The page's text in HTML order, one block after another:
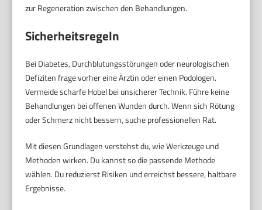
zur Regeneration zwischen den Behandlungen.
Sicherheitsregeln
Bei Diabetes, Durchblutungsstörungen oder neurologischen
Defiziten frage vorher eine Ärztin oder einen Podologen.
Vermeide scharfe Hobel bei unsicherer Technik. Führe keine
Behandlungen bei offenen Wunden durch. Wenn sich Rötung
oder Schmerz nicht bessern, suche professionellen Rat.
Mit diesen Grundlagen verstehst du, wie Werkzeuge und
Methoden wirken. Du kannst so die passende Methode
wählen. Du reduzierst Risiken und erreichst bessere, haltbare
Ergebnisse.